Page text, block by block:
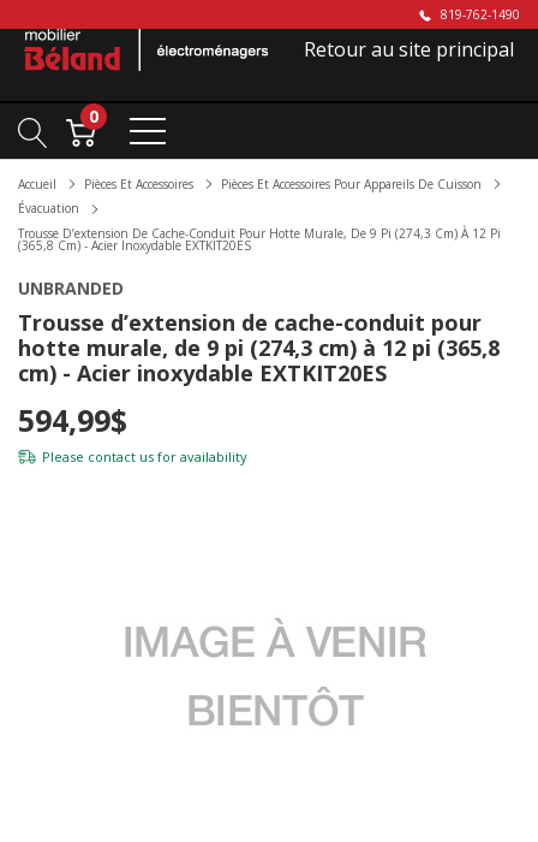
819-762-1490
Retour au site principal
0
Accueil Pièces Et Accessoires
Pièces Et Accessoires Pour Appareils De Cuisson
Évacuation
Trousse D’extension De Cache-Conduit Pour Hotte Murale, De 9 Pi (274,3 Cm) À 12 Pi
(365,8 Cm) - Acier Inoxydable EXTKIT20ES
UNBRANDED
Trousse d’extension de cache-conduit pour
hotte murale, de 9 pi (274,3 cm) à 12 pi (365,8
cm) - Acier inoxydable EXTKIT20ES
594,99$
Please contact us for availability